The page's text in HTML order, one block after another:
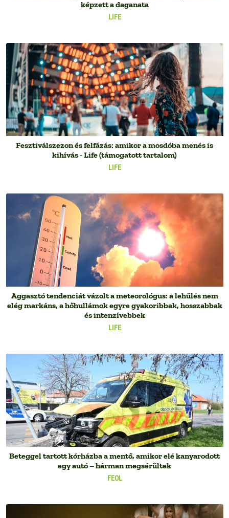
LIFE
képzett a daganata
LIFE
Fesztiválszezon és felfázás: amikor a mosdóba menés is
kihívás - Life (támogatott tartalom)
LIFE
Aggasztó tendenciát vázolt a meteorológus: a lehűlés nem
elég markáns, a hőhullámok egyre gyakoribbak, hosszabbak
és intenzívebbek
FEOL
Beteggel tartott kórházba a mentő, amikor elé kanyarodott
egy autó – hárman megsérültek